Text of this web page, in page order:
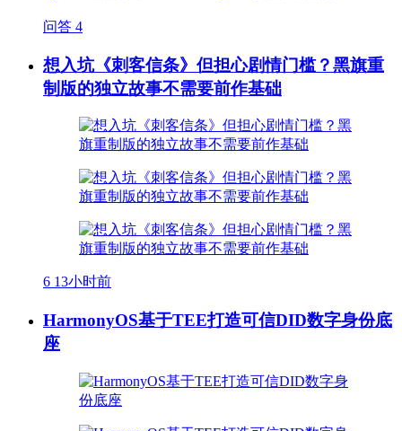
问答 4
想入坑《刺客信条》但担心剧情门槛？黑旗重
制版的独立故事不需要前作基础
6 13小时前
HarmonyOS基于TEE打造可信DID数字身份底
座